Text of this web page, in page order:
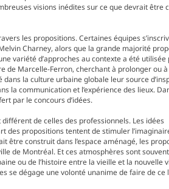
visions inédites sur ce que devrait être
les propositions. Certaines équipes
Charney, alors que la grande majorité
variété d’approches au contexte a été utilisée
de Marcelle-Ferron, cherchant à prolonger ou à
la culture urbaine globale leur source
la communication et l’expérience des lieux.
par le concours d’idées.
de celles des professionnels. Les idées
des propositions tentent de stimuler
être construit dans l’espace aménagé, les
de Montréal. Et ces atmosphères sont souvent
ou de l’histoire entre la vieille et la nouvelle
se dégage une volonté unanime de faire de ce